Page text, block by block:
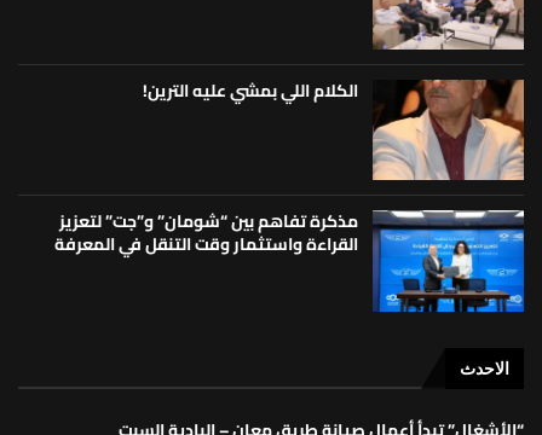
الكلام اللي بمشي عليه الترين!
مذكرة تفاهم بين “شومان” و”جت” لتعزيز
القراءة واستثمار وقت التنقل في المعرفة
الاحدث